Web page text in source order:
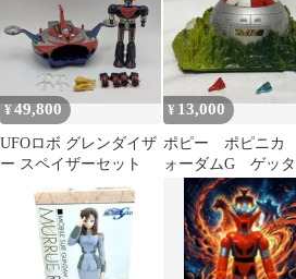
¥49,800
UFOロボ グレンダイザ
ー スペイザーセット
¥ 13,000
ポピー ポピニカ
ォーダムG ゲッタ
ロボG